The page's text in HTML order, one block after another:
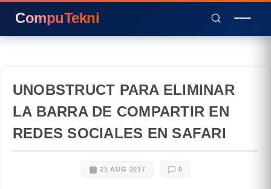
CompuTekni
UNOBSTRUCT PARA ELIMINAR
LA BARRA DE COMPARTIR EN
REDES SOCIALES EN SAFARI
21 AUG 2017 0